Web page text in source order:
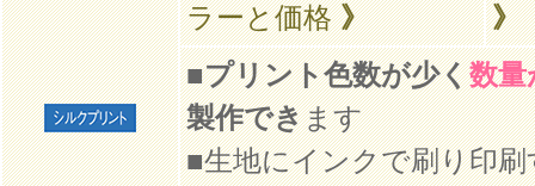
ラーと価格》
》
■プリント色数が少く数量
製作できます
■生地にインクで刷り印